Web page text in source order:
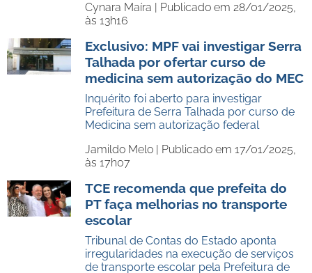
Cynara Maíra | Publicado em 28/01/2025,
às 13h16
Exclusivo: MPF vai investigar Serra
Talhada por ofertar curso de
medicina sem autorização do MEC
Inquérito foi aberto para investigar
Prefeitura de Serra Talhada por curso de
Medicina sem autorização federal
Jamildo Melo | Publicado em 17/01/2025,
às 17h07
TCE recomenda que prefeita do
PT faça melhorias no transporte
escolar
Tribunal de Contas do Estado aponta
irregularidades na execução de serviços
de transporte escolar pela Prefeitura de